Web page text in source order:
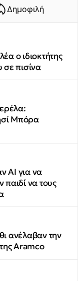
Δημοφιλή
ο ιδιοκτήτης
πισίνα
Μπόρα
AI για να
να τους
ανέλαβαν την
Aramco